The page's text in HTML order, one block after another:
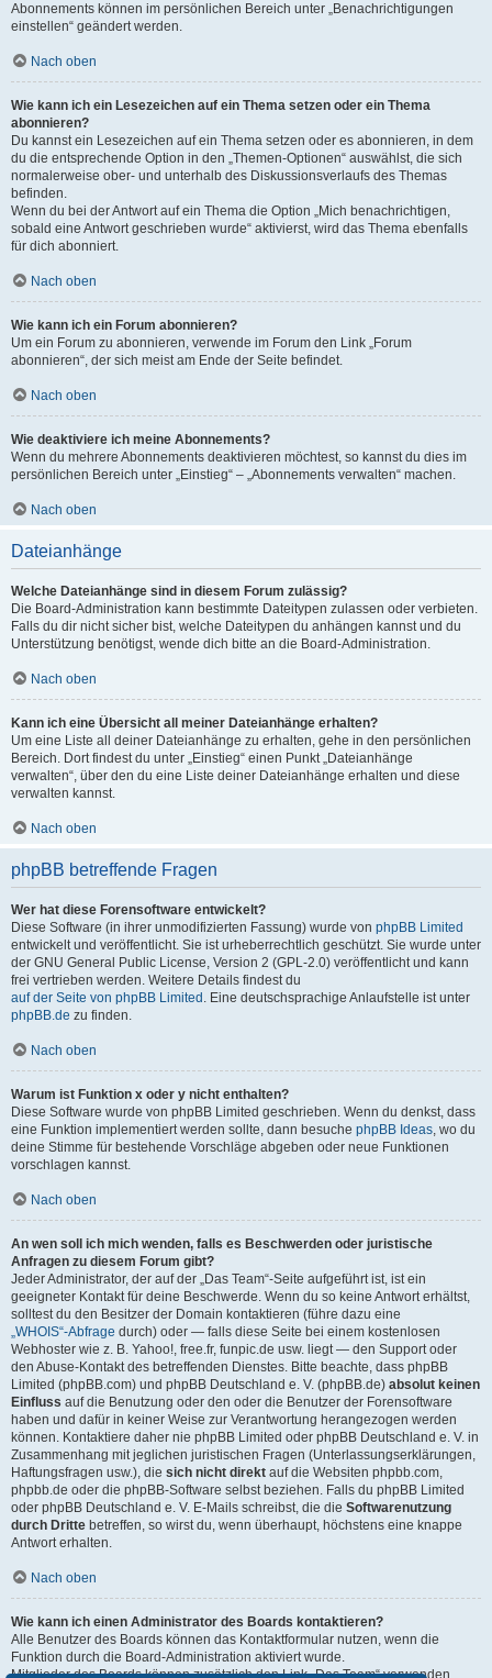
Abonnements können im persönlichen Bereich unter „Benachrichtigungen
einstellen“ geändert werden.
Nach oben
Wie kann ich ein Lesezeichen auf ein Thema setzen oder ein Thema
abonnieren?
Du kannst ein Lesezeichen auf ein Thema setzen oder es abonnieren, in dem
du die entsprechende Option in den „Themen-Optionen“ auswählst, die sich
normalerweise ober- und unterhalb des Diskussionsverlaufs des Themas
befinden.
Wenn du bei der Antwort auf ein Thema die Option „Mich benachrichtigen,
sobald eine Antwort geschrieben wurde“ aktivierst, wird das Thema ebenfalls
für dich abonniert.
Nach oben
Wie kann ich ein Forum abonnieren?
Um ein Forum zu abonnieren, verwende im Forum den Link „Forum
abonnieren“, der sich meist am Ende der Seite befindet.
Nach oben
Wie deaktiviere ich meine Abonnements?
Wenn du mehrere Abonnements deaktivieren möchtest, so kannst du dies im
persönlichen Bereich unter „Einstieg“ – „Abonnements verwalten“ machen.
Nach oben
Dateianhänge
Welche Dateianhänge sind in diesem Forum zulässig?
Die Board-Administration kann bestimmte Dateitypen zulassen oder verbieten.
Falls du dir nicht sicher bist, welche Dateitypen du anhängen kannst und du
Unterstützung benötigst, wende dich bitte an die Board-Administration.
Nach oben
Kann ich eine Übersicht all meiner Dateianhänge erhalten?
Um eine Liste all deiner Dateianhänge zu erhalten, gehe in den persönlichen
Bereich. Dort findest du unter „Einstieg“ einen Punkt „Dateianhänge
verwalten“, über den du eine Liste deiner Dateianhänge erhalten und diese
verwalten kannst.
Nach oben
phpBB betreffende Fragen
Wer hat diese Forensoftware entwickelt?
Diese Software (in ihrer unmodifizierten Fassung) wurde von phpBB Limited
entwickelt und veröffentlicht. Sie ist urheberrechtlich geschützt. Sie wurde unter
der GNU General Public License, Version 2 (GPL-2.0) veröffentlicht und kann
frei vertrieben werden. Weitere Details findest du
auf der Seite von phpBB Limited . Eine deutschsprachige Anlaufstelle ist unter
phpBB.de zu finden.
Nach oben
Warum ist Funktion x oder y nicht enthalten?
Diese Software wurde von phpBB Limited geschrieben. Wenn du denkst, dass
eine Funktion implementiert werden sollte, dann besuche phpBB Ideas, wo du
deine Stimme für bestehende Vorschläge abgeben oder neue Funktionen
vorschlagen kannst.
Nach oben
An wen soll ich mich wenden, falls es Beschwerden oder juristische
Anfragen zu diesem Forum gibt?
Jeder Administrator, der auf der „Das Team“-Seite aufgeführt ist, ist ein
geeigneter Kontakt für deine Beschwerde. Wenn du so keine Antwort erhältst,
solltest du den Besitzer der Domain kontaktieren (führe dazu eine
„WHOIS“-Abfrage durch) oder — falls diese Seite bei einem kostenlosen
Webhoster wie z. B. Yahoo!, free.fr, funpic.de usw. liegt — den Support oder
den Abuse-Kontakt des betreffenden Dienstes. Bitte beachte, dass phpBB
Limited (phpBB.com) und phpBB Deutschland e. V. (phpBB.de) absolut keinen
Einfluss auf die Benutzung oder den oder die Benutzer der Forensoftware
haben und dafür in keiner Weise zur Verantwortung herangezogen werden
können. Kontaktiere daher nie phpBB Limited oder phpBB Deutschland e. V. in
Zusammenhang mit jeglichen juristischen Fragen (Unterlassungserklärungen,
Haftungsfragen usw.), die sich nicht direkt auf die Websiten phpbb.com,
phpbb.de oder die phpBB-Software selbst beziehen. Falls du phpBB Limited
oder phpBB Deutschland e. V. E-Mails schreibst, die die Softwarenutzung
durch Dritte betreffen, so wirst du, wenn überhaupt, höchstens eine knappe
Antwort erhalten.
Nach oben
Wie kann ich einen Administrator des Boards kontaktieren?
Alle Benutzer des Boards können das Kontaktformular nutzen, wenn die
Funktion durch die Board-Administration aktiviert wurde.
Mitglieder des Boards können zusätzlich den Link „Das Team“ verwenden.